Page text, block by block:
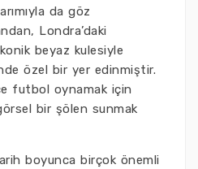
da göz
Londra’daki
beyaz kulesiyle
özel bir yer edinmiştir.
futbol oynamak için
bir şölen sunmak
boyunca birçok önemli